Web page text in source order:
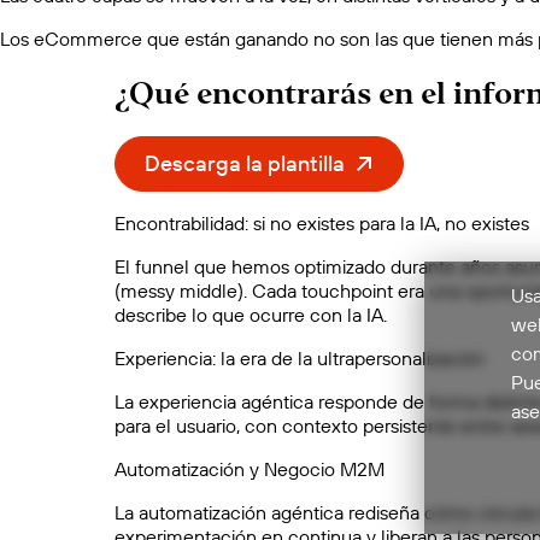
Los eCommerce que están ganando no son las que tienen
¿Qué encontrarás en el
Descarga la plantilla
Encontrabilidad: si no existes para la IA, no existes
El funnel que hemos optimizado durante años
(messy middle). Cada touchpoint era una
describe lo que ocurre con la IA.
Experiencia: la era de la ultrapersonalización
La experiencia agéntica responde de forma
para el usuario, con contexto persistente entre
Automatización y Negocio M2M
La automatización agéntica rediseña cómo